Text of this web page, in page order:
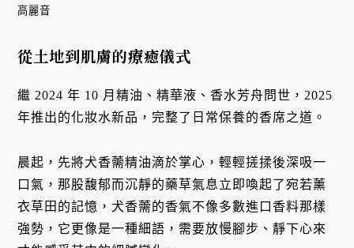
高麗音
從土地到肌膚的療癒儀式
繼 2024 年 10 月精油、精華液、香水芳舟問世，2025
年推出的化妝水新品，完整了日常保養的香席之道。
晨起，先將犬香薷精油滴於掌心，輕輕搓揉後深吸一
口氣，那股馥郁而沉靜的藥草氣息立即喚起了宛若薰
衣草田的記憶，犬香薷的香氣不像多數進口香料那樣
強勢，它更像是一種細語，需要放慢腳步、靜下心來